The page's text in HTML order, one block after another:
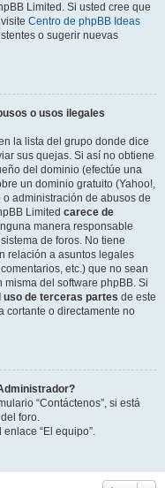
Limited. Si usted cree que
Centro de phpBB Ideas
o sugerir nuevas
o usos ilegales
la lista del grupo donde dice
sus quejas. Si así no obtiene
del dominio (efectúe una
un dominio gratuito (Yahoo!,
administración de abusos de
Limited carece de
manera responsable
de foros. No tiene
relación a asuntos legales
etc.) que no sean
del software phpBB. Si
uso de terceras partes de este
cortante o directamente no
“Contáctenos”, si está
foro.
“El equipo”.